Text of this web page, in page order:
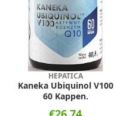
HEPATICA
Kaneka Ubiquinol V100
60 Kappen.